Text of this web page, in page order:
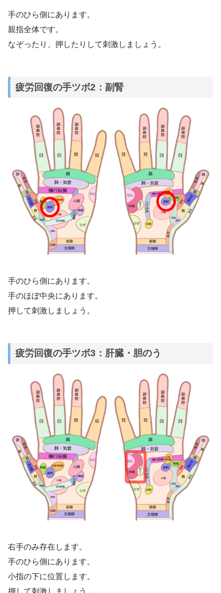
手のひら側にあります。
親指全体です。
なぞったり、押したりして刺激しましょう。
疲労回復の手ツボ2：副腎
手のひら側にあります。
手のほぼ中央にあります。
押して刺激しましょう。
疲労回復の手ツボ3：肝臓・胆のう
右手のみ存在します。
手のひら側にあります。
小指の下に位置します。